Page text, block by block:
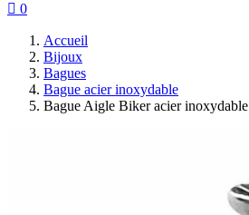
 0
Accueil
Bijoux
Bagues
Bague acier inoxydable
Bague Aigle Biker acier inoxydable